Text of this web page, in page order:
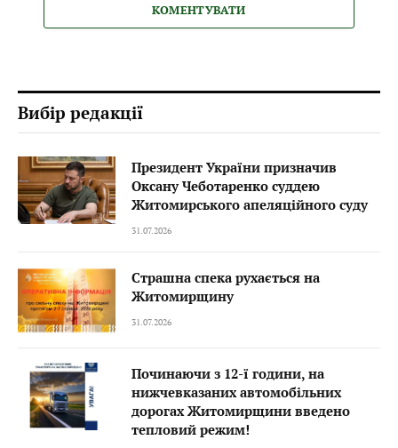
КОМЕНТУВАТИ
Вибір редакції
Президент України призначив
Оксану Чеботаренко суддею
Житомирського апеляційного суду
31.07.2026
Страшна спека рухається на
Житомирщину
31.07.2026
Починаючи з 12-ї години, на
нижчевказаних автомобільних
дорогах Житомирщини введено
тепловий режим!